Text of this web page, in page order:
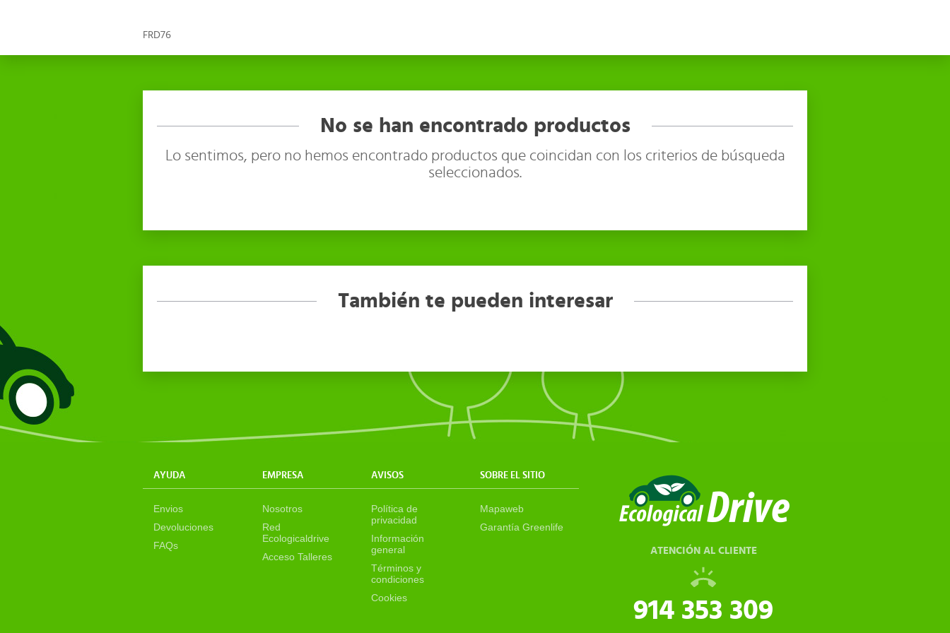
FRD76
No se han encontrado productos
Lo sentimos, pero no hemos encontrado productos que coincidan con los criterios de búsqueda
seleccionados.
También te pueden interesar
AYUDA EMPRESA AVISOS SOBRE EL SITIO
Envios
Devoluciones
FAQs
Nosotros
Red
Ecologicaldrive
Acceso Talleres
Política de
privacidad
Información
general
Términos y
condiciones
Cookies
Mapaweb
Garantía Greenlife
ATENCIÓN AL CLIENTE
914 353 309